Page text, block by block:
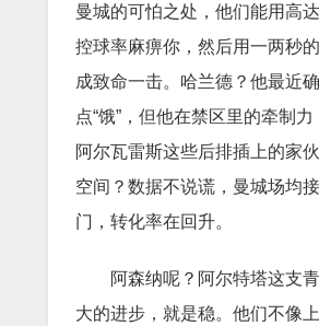
曼城的可怕之处，他们能用高
控球率麻痹你，然后用一两秒
成致命一击。哈兰德？他最近
点“饿”，但他在禁区里的牵制力
阿尔瓦雷斯这些后排插上的家
空间？数据不说谎，曼城场均
门，转化率在回升。
阿森纳呢？阿尔特塔这支
大的进步，就是稳。他们不像